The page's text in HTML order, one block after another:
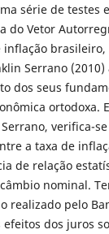
série de testes
do Vetor
brasileiro,
Serrano
dos seus
ortodoxa.
verifica-
a taxa de
de relação
nominal.
realizado pelo
dos juros